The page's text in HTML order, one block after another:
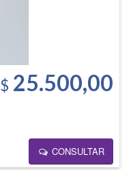
$ 25.500,00
CONSULTAR